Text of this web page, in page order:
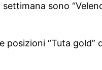
sono
“Tuta gold”